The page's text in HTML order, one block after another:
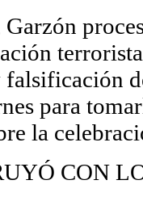
Garzón
falsificación
para
la
CON